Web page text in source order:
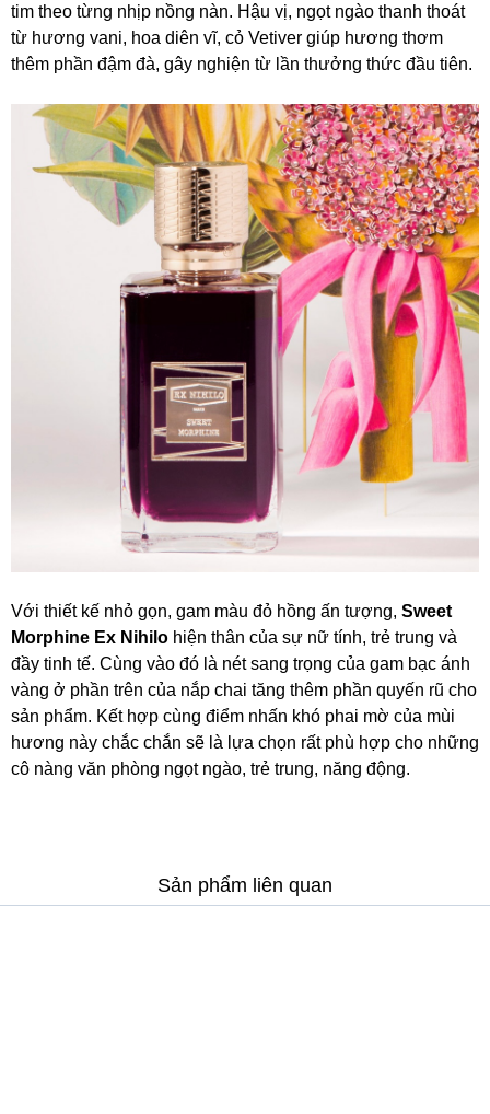
tim theo từng nhịp nồng nàn. Hậu vị, ngọt ngào thanh thoát
từ hương vani, hoa diên vĩ, cỏ Vetiver giúp hương thơm
thêm phần đậm đà, gây nghiện từ lần thưởng thức đầu tiên.
Với thiết kế nhỏ gọn, gam màu đỏ hồng ấn tượng, Sweet
Morphine Ex Nihilo hiện thân của sự nữ tính, trẻ trung và
đầy tinh tế. Cùng vào đó là nét sang trọng của gam bạc ánh
vàng ở phần trên của nắp chai tăng thêm phần quyến rũ cho
sản phẩm. Kết hợp cùng điểm nhấn khó phai mờ của mùi
hương này chắc chắn sẽ là lựa chọn rất phù hợp cho những
cô nàng văn phòng ngọt ngào, trẻ trung, năng động.
Sản phẩm liên quan